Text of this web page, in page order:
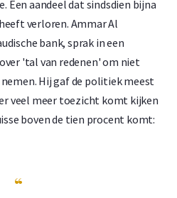
Een aandeel dat sindsdien bijna
verloren. Ammar Al
bank, sprak in een
over 'tal van redenen' om niet
Hij gaf de politiek meest
veel meer toezicht komt kijken
boven de tien procent komt: